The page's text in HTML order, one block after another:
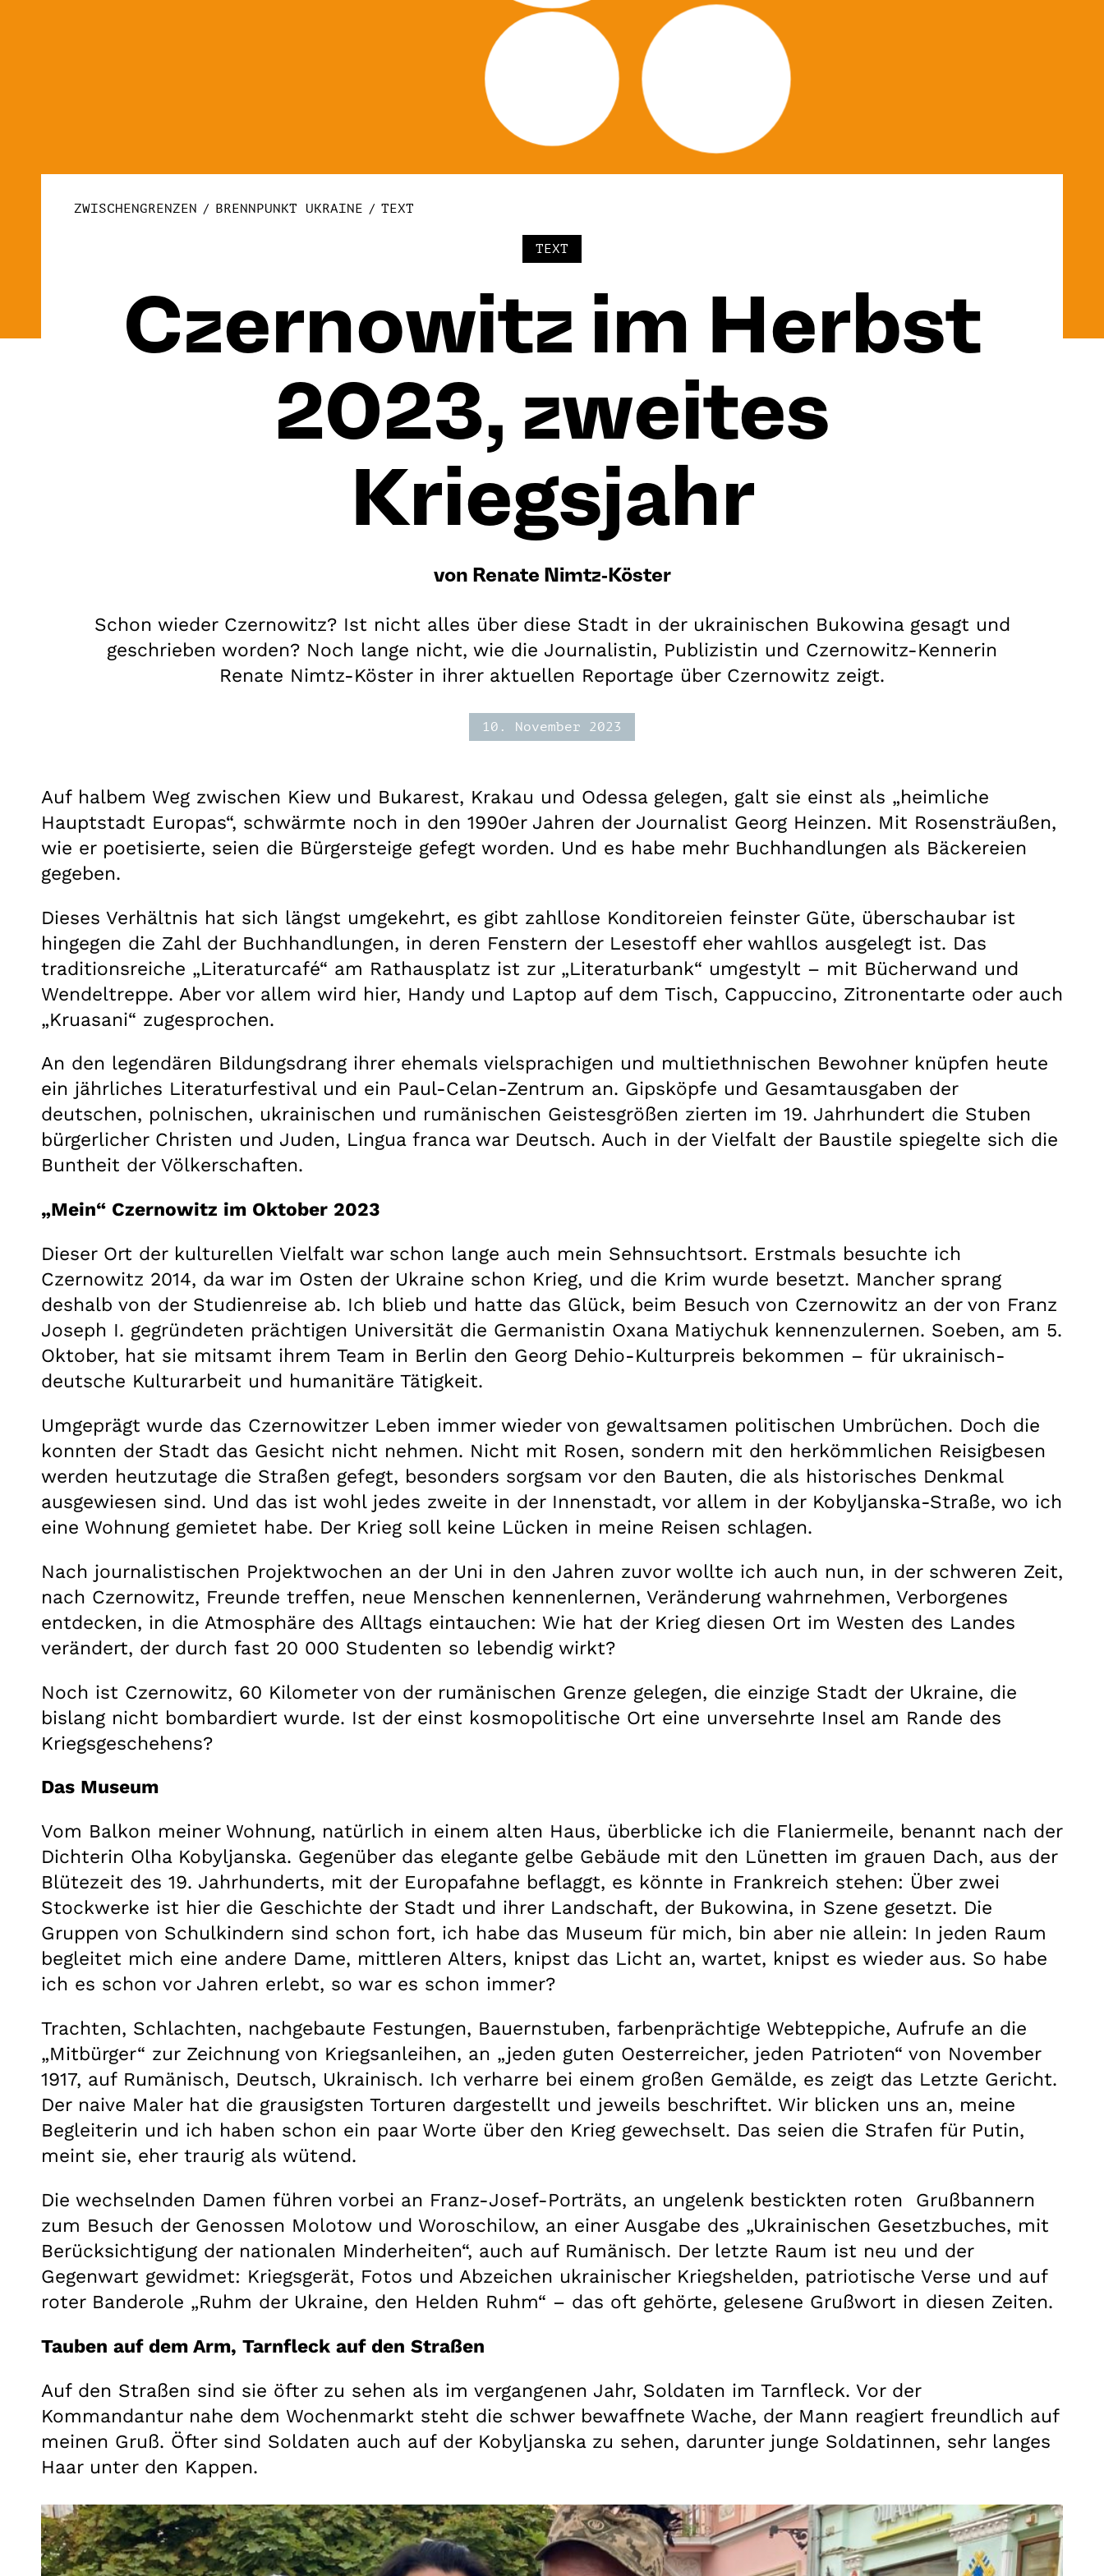
ZWISCHENGRENZEN BRENNPUNKT UKRAINE TEXT
TEXT
Czernowitz im Herbst
2023, zweites
Kriegsjahr
von Renate Nimtz-Köster
Schon wieder Czernowitz? Ist nicht alles über diese Stadt in der ukrainischen Bukowina gesagt und
geschrieben worden? Noch lange nicht, wie die Journalistin, Publizistin und Czernowitz-Kennerin
Renate Nimtz-Köster in ihrer aktuellen Reportage über Czernowitz zeigt.
10. November 2023
Auf halbem Weg zwischen Kiew und Bukarest, Krakau und Odessa gelegen, galt sie einst als „heimliche
Hauptstadt Europas“, schwärmte noch in den 1990er Jahren der Journalist Georg Heinzen. Mit Rosensträußen,
wie er poetisierte, seien die Bürgersteige gefegt worden. Und es habe mehr Buchhandlungen als Bäckereien
gegeben.
Dieses Verhältnis hat sich längst umgekehrt, es gibt zahllose Konditoreien feinster Güte, überschaubar ist
hingegen die Zahl der Buchhandlungen, in deren Fenstern der Lesestoff eher wahllos ausgelegt ist. Das
traditionsreiche „Literaturcafé“ am Rathausplatz ist zur „Literaturbank“ umgestylt – mit Bücherwand und
Wendeltreppe. Aber vor allem wird hier, Handy und Laptop auf dem Tisch, Cappuccino, Zitronentarte oder auch
„Kruasani“ zugesprochen.
An den legendären Bildungsdrang ihrer ehemals vielsprachigen und multiethnischen Bewohner knüpfen heute
ein jährliches Literaturfestival und ein Paul-Celan-Zentrum an. Gipsköpfe und Gesamtausgaben der
deutschen, polnischen, ukrainischen und rumänischen Geistesgrößen zierten im 19. Jahrhundert die Stuben
bürgerlicher Christen und Juden, Lingua franca war Deutsch. Auch in der Vielfalt der Baustile spiegelte sich die
Buntheit der Völkerschaften.
„Mein“ Czernowitz im Oktober 2023
Dieser Ort der kulturellen Vielfalt war schon lange auch mein Sehnsuchtsort. Erstmals besuchte ich
Czernowitz 2014, da war im Osten der Ukraine schon Krieg, und die Krim wurde besetzt. Mancher sprang
deshalb von der Studienreise ab. Ich blieb und hatte das Glück, beim Besuch von Czernowitz an der von Franz
Joseph I. gegründeten prächtigen Universität die Germanistin Oxana Matiychuk kennenzulernen. Soeben, am 5.
Oktober, hat sie mitsamt ihrem Team in Berlin den Georg Dehio-Kulturpreis bekommen – für ukrainisch-
deutsche Kulturarbeit und humanitäre Tätigkeit.
Umgeprägt wurde das Czernowitzer Leben immer wieder von gewaltsamen politischen Umbrüchen. Doch die
konnten der Stadt das Gesicht nicht nehmen. Nicht mit Rosen, sondern mit den herkömmlichen Reisigbesen
werden heutzutage die Straßen gefegt, besonders sorgsam vor den Bauten, die als historisches Denkmal
ausgewiesen sind. Und das ist wohl jedes zweite in der Innenstadt, vor allem in der Kobyljanska-Straße, wo ich
eine Wohnung gemietet habe. Der Krieg soll keine Lücken in meine Reisen schlagen.
Nach journalistischen Projektwochen an der Uni in den Jahren zuvor wollte ich auch nun, in der schweren Zeit,
nach Czernowitz, Freunde treffen, neue Menschen kennenlernen, Veränderung wahrnehmen, Verborgenes
entdecken, in die Atmosphäre des Alltags eintauchen: Wie hat der Krieg diesen Ort im Westen des Landes
verändert, der durch fast 20 000 Studenten so lebendig wirkt?
Noch ist Czernowitz, 60 Kilometer von der rumänischen Grenze gelegen, die einzige Stadt der Ukraine, die
bislang nicht bombardiert wurde. Ist der einst kosmopolitische Ort eine unversehrte Insel am Rande des
Kriegsgeschehens?
Das Museum
Vom Balkon meiner Wohnung, natürlich in einem alten Haus, überblicke ich die Flaniermeile, benannt nach der
Dichterin Olha Kobyljanska. Gegenüber das elegante gelbe Gebäude mit den Lünetten im grauen Dach, aus der
Blütezeit des 19. Jahrhunderts, mit der Europafahne beflaggt, es könnte in Frankreich stehen: Über zwei
Stockwerke ist hier die Geschichte der Stadt und ihrer Landschaft, der Bukowina, in Szene gesetzt. Die
Gruppen von Schulkindern sind schon fort, ich habe das Museum für mich, bin aber nie allein: In jeden Raum
begleitet mich eine andere Dame, mittleren Alters, knipst das Licht an, wartet, knipst es wieder aus. So habe
ich es schon vor Jahren erlebt, so war es schon immer?
Trachten, Schlachten, nachgebaute Festungen, Bauernstuben, farbenprächtige Webteppiche, Aufrufe an die
„Mitbürger“ zur Zeichnung von Kriegsanleihen, an „jeden guten Oesterreicher, jeden Patrioten“ von November
1917, auf Rumänisch, Deutsch, Ukrainisch. Ich verharre bei einem großen Gemälde, es zeigt das Letzte Gericht.
Der naive Maler hat die grausigsten Torturen dargestellt und jeweils beschriftet. Wir blicken uns an, meine
Begleiterin und ich haben schon ein paar Worte über den Krieg gewechselt. Das seien die Strafen für Putin,
meint sie, eher traurig als wütend.
Die wechselnden Damen führen vorbei an Franz-Josef-Porträts, an ungelenk bestickten roten Grußbannern
zum Besuch der Genossen Molotow und Woroschilow, an einer Ausgabe des „Ukrainischen Gesetzbuches, mit
Berücksichtigung der nationalen Minderheiten“, auch auf Rumänisch. Der letzte Raum ist neu und der
Gegenwart gewidmet: Kriegsgerät, Fotos und Abzeichen ukrainischer Kriegshelden, patriotische Verse und auf
roter Banderole „Ruhm der Ukraine, den Helden Ruhm“ – das oft gehörte, gelesene Grußwort in diesen Zeiten.
Tauben auf dem Arm, Tarnfleck auf den Straßen
Auf den Straßen sind sie öfter zu sehen als im vergangenen Jahr, Soldaten im Tarnfleck. Vor der
Kommandantur nahe dem Wochenmarkt steht die schwer bewaffnete Wache, der Mann reagiert freundlich auf
meinen Gruß. Öfter sind Soldaten auch auf der Kobyljanska zu sehen, darunter junge Soldatinnen, sehr langes
Haar unter den Kappen.